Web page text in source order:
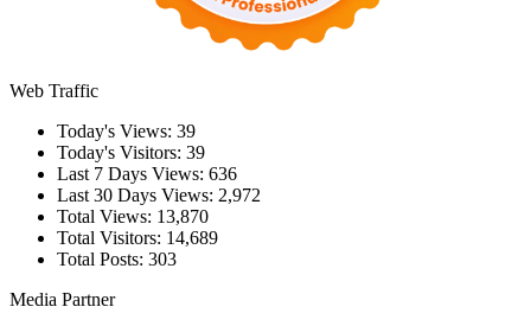
Web Traffic
Today's Views: 39
Today's Visitors: 39
Last 7 Days Views: 636
Last 30 Days Views: 2,972
Total Views: 13,870
Total Visitors: 14,689
Total Posts: 303
Media Partner